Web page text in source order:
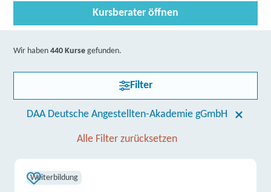
Kursberater öffnen
Wir haben440 Kurse gefunden.
Filter
DAA Deutsche Angestellten-Akademie gGmbH
Alle Filter zurücksetzen
Weiterbildung